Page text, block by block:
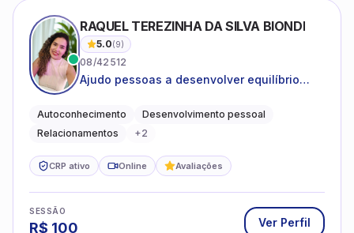
RAQUEL TEREZINHA DA SILVA BIONDI
5.0(9)
08/42512
Ajudo pessoas a desenvolver equilíbrio
Autoconhecimento
Desenvolvimento pessoal
Relacionamentos
+2
CRP ativo Online Avaliações
SESSÃO
R$ 100 Ver Perfil